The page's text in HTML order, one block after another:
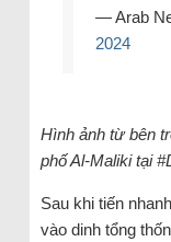
— Arab
2024
Hình ảnh từ bên
phố Al-Maliki tại
Sau khi tiến
vào dinh tổng